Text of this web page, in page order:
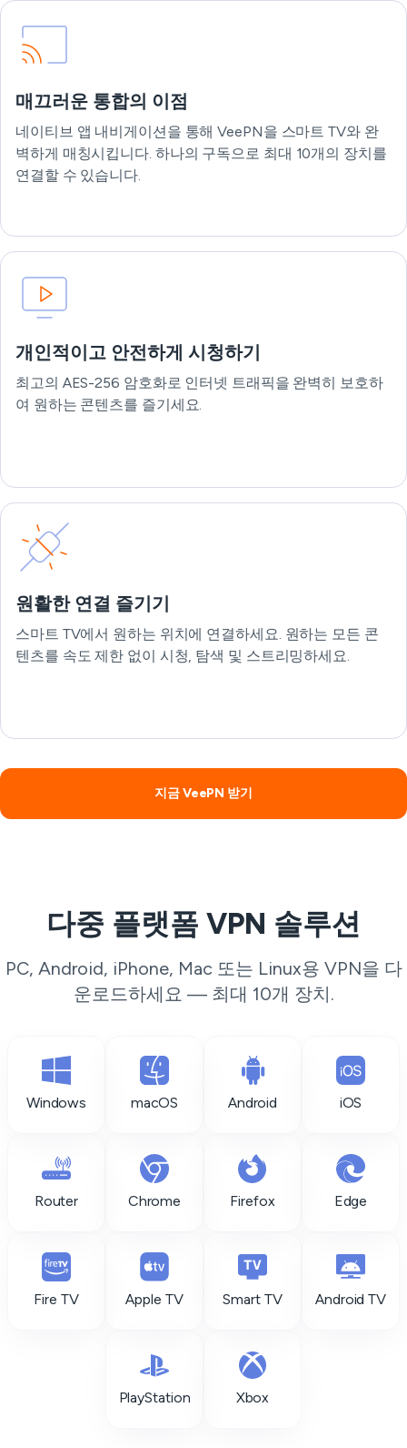
매끄러운 통합의 이점
네이티브 앱 내비게이션을 통해 VeePN을 스마트 TV와 완
벽하게 매칭시킵니다. 하나의 구독으로 최대 10개의 장치를
연결할 수 있습니다.
개인적이고 안전하게 시청하기
최고의 AES-256 암호화로 인터넷 트래픽을 완벽히 보호하
여 원하는 콘텐츠를 즐기세요.
원활한 연결 즐기기
스마트 TV에서 원하는 위치에 연결하세요. 원하는 모든 콘
텐츠를 속도 제한 없이 시청, 탐색 및 스트리밍하세요.
지금 VeePN 받기
다중 플랫폼 VPN 솔루션
PC, Android, iPhone, Mac 또는 Linux용 VPN을 다
운로드하세요 — 최대 10개 장치.
Windows macOS Android iOS
Router Chrome Firefox Edge
Fire TV Apple TV Smart TV Android TV
PlayStation Xbox